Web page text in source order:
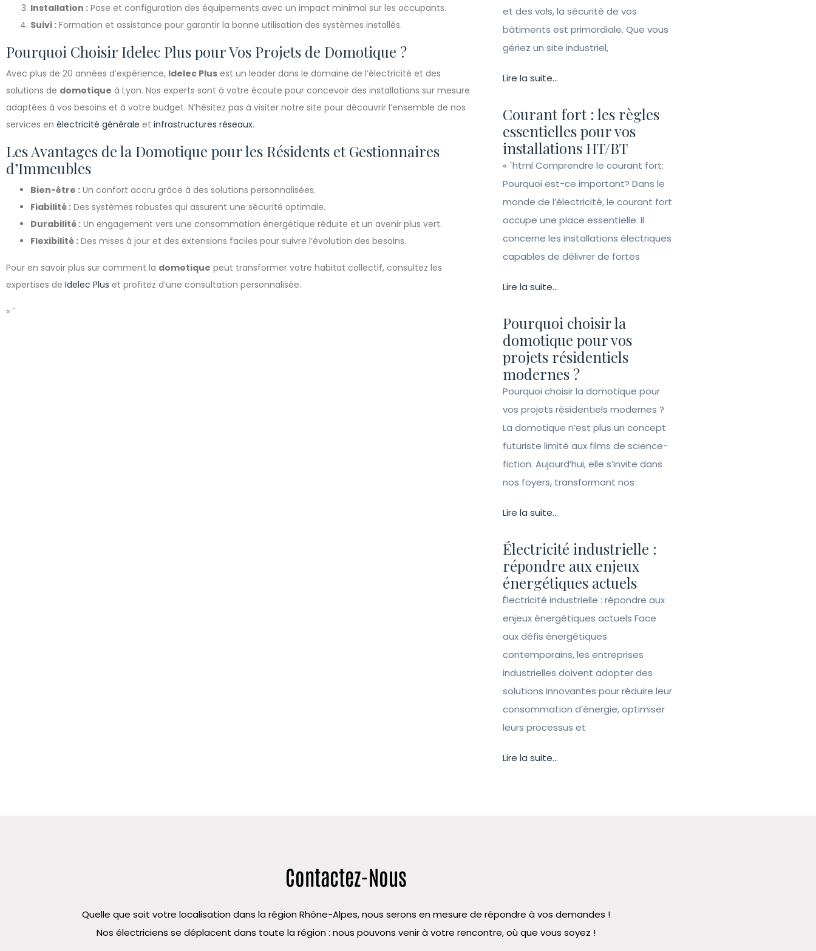
Installation : Pose et configuration des équipements avec un impact minimal sur les occupants.
Suivi : Formation et assistance pour garantir la bonne utilisation des systèmes installés.
Pourquoi Choisir Idelec Plus pour Vos Projets de Domotique ?
Avec plus de 20 années d’expérience, Idelec Plus est un leader dans le domaine de l’électricité et des
solutions de domotique à Lyon. Nos experts sont à votre écoute pour concevoir des installations sur mesure
adaptées à vos besoins et à votre budget. N’hésitez pas à visiter notre site pour découvrir l’ensemble de nos
services en électricité générale et infrastructures réseaux.
Les Avantages de la Domotique pour les Résidents et Gestionnaires
d’Immeubles
Bien-être : Un confort accru grâce à des solutions personnalisées.
Fiabilité : Des systèmes robustes qui assurent une sécurité optimale.
Durabilité : Un engagement vers une consommation énergétique réduite et un avenir plus vert.
Flexibilité : Des mises à jour et des extensions faciles pour suivre l’évolution des besoins.
Pour en savoir plus sur comment la domotique peut transformer votre habitat collectif, consultez les
expertises de Idelec Plus et profitez d’une consultation personnalisée.
« `
et des vols, la sécurité de vos
bâtiments est primordiale. Que vous
gériez un site industriel,
Lire la suite...
Courant fort : les règles
essentielles pour vos
installations HT/BT
« `html Comprendre le courant fort:
Pourquoi est-ce important? Dans le
monde de l’électricité, le courant fort
occupe une place essentielle. Il
concerne les installations électriques
capables de délivrer de fortes
Lire la suite...
Pourquoi choisir la
domotique pour vos
projets résidentiels
modernes ?
Pourquoi choisir la domotique pour
vos projets résidentiels modernes ?
La domotique n’est plus un concept
futuriste limité aux films de science-
fiction. Aujourd’hui, elle s’invite dans
nos foyers, transformant nos
Lire la suite...
Électricité industrielle :
répondre aux enjeux
énergétiques actuels
Électricité industrielle : répondre aux
enjeux énergétiques actuels Face
aux défis énergétiques
contemporains, les entreprises
industrielles doivent adopter des
solutions innovantes pour réduire leur
consommation d’énergie, optimiser
leurs processus et
Lire la suite...
Contactez-Nous
Quelle que soit votre localisation dans la région Rhône-Alpes, nous serons en mesure de répondre à vos demandes !
Nos électriciens se déplacent dans toute la région : nous pouvons venir à votre rencontre, où que vous soyez !